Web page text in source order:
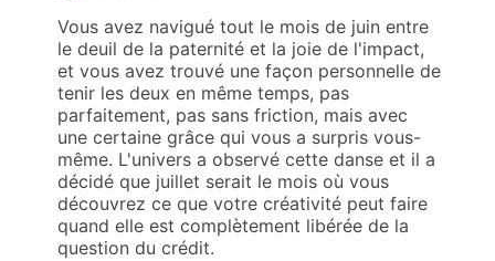
Vous avez navigué tout le mois de juin entre
le deuil de la paternité et la joie de l'impact,
et vous avez trouvé une façon personnelle de
tenir les deux en même temps, pas
parfaitement, pas sans friction, mais avec
une certaine grâce qui vous a surpris vous-
même. L'univers a observé cette danse et il a
décidé que juillet serait le mois où vous
découvrez ce que votre créativité peut faire
quand elle est complètement libérée de la
question du crédit.